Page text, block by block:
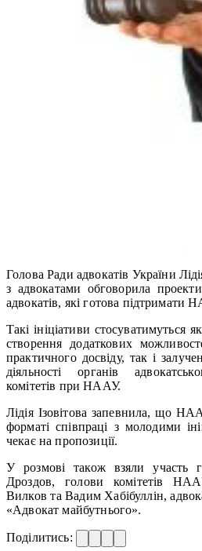
Голова Ради адвокатів України
з адвокатами обговорила
адвокатів, які готова підтримати
Такі ініціативи стосуватимуться
створення додаткових
практичного досвіду, так і
діяльності органів
комітетів при НААУ.
Лідія Ізовітова запевнила, що
форматі співпраці з молодими
чекає на пропозиції.
У розмові також взяли участь
Дроздов, голови комітетів
Вилков та Вадим Хабібуллін,
«Адвокат майбутнього».
Поділитись: